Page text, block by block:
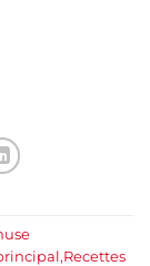
,Recettes